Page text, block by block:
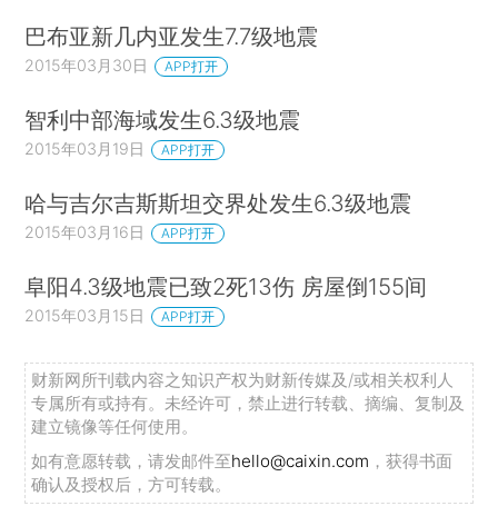
巴布亚新几内亚发生7.7级地震
2015年03月30日 APP打开
智利中部海域发生6.3级地震
2015年03月19日 APP打开
哈与吉尔吉斯斯坦交界处发生6.3级地震
2015年03月16日 APP打开
阜阳4.3级地震已致2死13伤 房屋倒155间
2015年03月15日 APP打开
财新网所刊载内容之知识产权为财新传媒及/或相关权利人
专属所有或持有。未经许可，禁止进行转载、摘编、复制及
建立镜像等任何使用。
如有意愿转载，请发邮件至hello@caixin.com ，获得书面
确认及授权后，方可转载。